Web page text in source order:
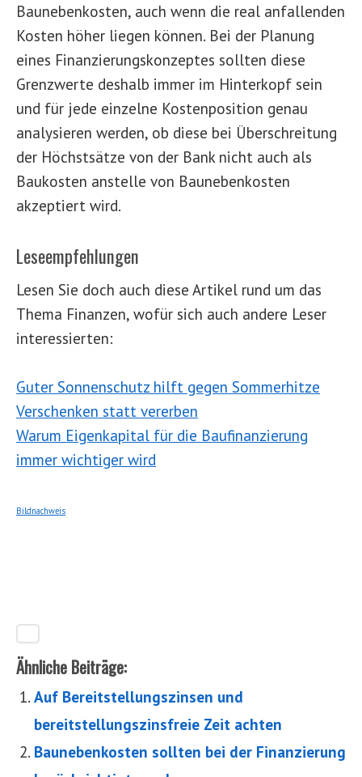
Baunebenkosten, auch wenn die real anfallenden
Kosten höher liegen können. Bei der Planung
eines Finanzierungskonzeptes sollten diese
Grenzwerte deshalb immer im Hinterkopf sein
und für jede einzelne Kostenposition genau
analysieren werden, ob diese bei Überschreitung
der Höchstsätze von der Bank nicht auch als
Baukosten anstelle von Baunebenkosten
akzeptiert wird.
Leseempfehlungen
Lesen Sie doch auch diese Artikel rund um das
Thema Finanzen, wofür sich auch andere Leser
interessierten:
Guter Sonnenschutz hilft gegen Sommerhitze
Verschenken statt vererben
Warum Eigenkapital für die Baufinanzierung
immer wichtiger wird
Bildnachweis
Ähnliche Beiträge:
Auf Bereitstellungszinsen und
bereitstellungszinsfreie Zeit achten
Baunebenkosten sollten bei der Finanzierung